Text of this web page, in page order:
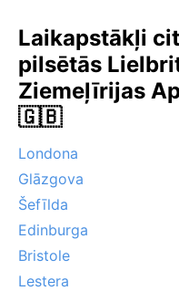
Laikapstākļi
pilsētās
Ziemeļīrijas
🇬🇧
Londona
Glāzgova
Šefīlda
Edinburga
Bristole
Lestera